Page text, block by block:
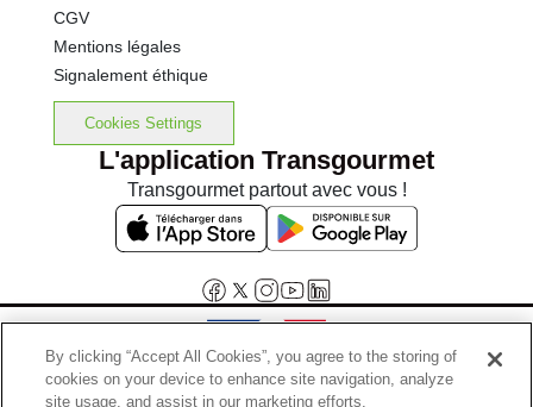
CGV
Mentions légales
Signalement éthique
Cookies Settings
L'application Transgourmet
Transgourmet partout avec vous !
By clicking “Accept All Cookies”, you agree to the storing of
cookies on your device to enhance site navigation, analyze
site usage, and assist in our marketing efforts.